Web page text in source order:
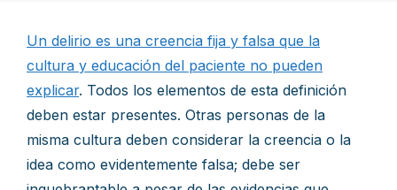
Un delirio es una creencia fija y falsa que la
cultura y educación del paciente no pueden
explicar. Todos los elementos de esta definición
deben estar presentes. Otras personas de la
misma cultura deben considerar la creencia o la
idea como evidentemente falsa; debe ser